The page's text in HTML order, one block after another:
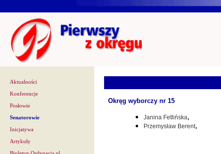
Aktualności
Konferencje
Posłowie
Senatorowie
Inicjatywa
Artykuły
Okręg wyborczy nr 15
Janina Fetlińska,
Przemysław Berent,